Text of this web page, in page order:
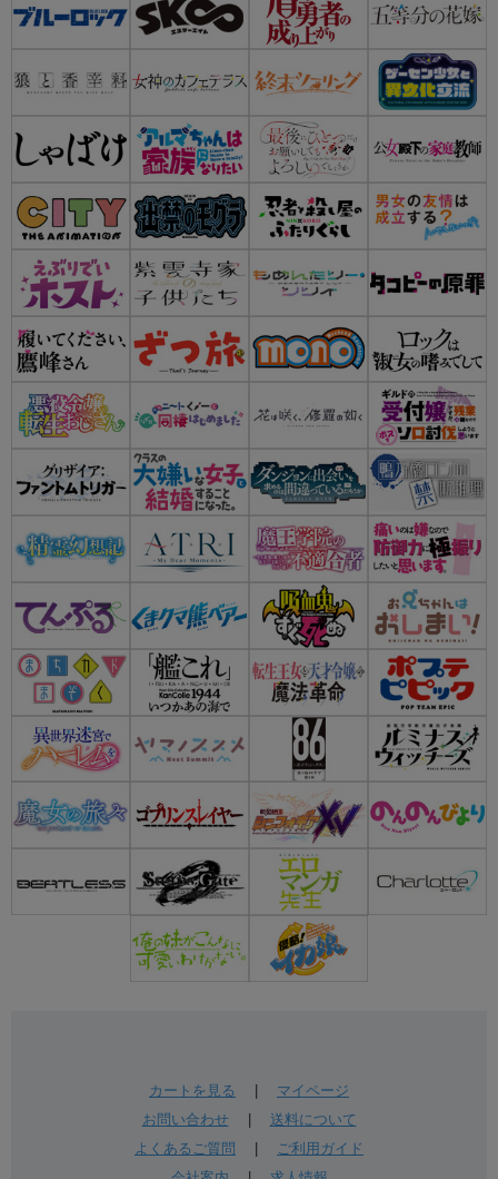
カートを見る
マイページ
お問い合わせ| 送料について
よくあるご質問
ご利用ガイド